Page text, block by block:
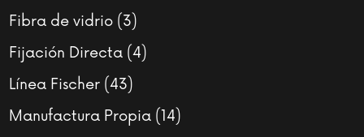
Fibra de vidrio 33
productos
Fijación Directa 44
Línea Fischer 4343
productos
Manufactura Propia 1414